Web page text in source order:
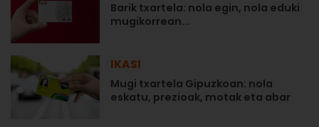
Barik txartela: nola egin, nola eduki
mugikorrean...
IKASI
Mugi txartela Gipuzkoan: nola
eskatu, prezioak, motak eta abar